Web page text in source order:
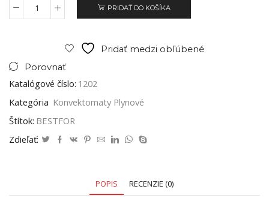
PRIDAŤ DO KOŠÍKA
Pridať medzi obľúbené
Porovnať
Katalógové číslo: 1202
Kategória Konvektomaty Plynové
Štítok: BESTFOR
Zdieľať:
POPIS RECENZIE (0)